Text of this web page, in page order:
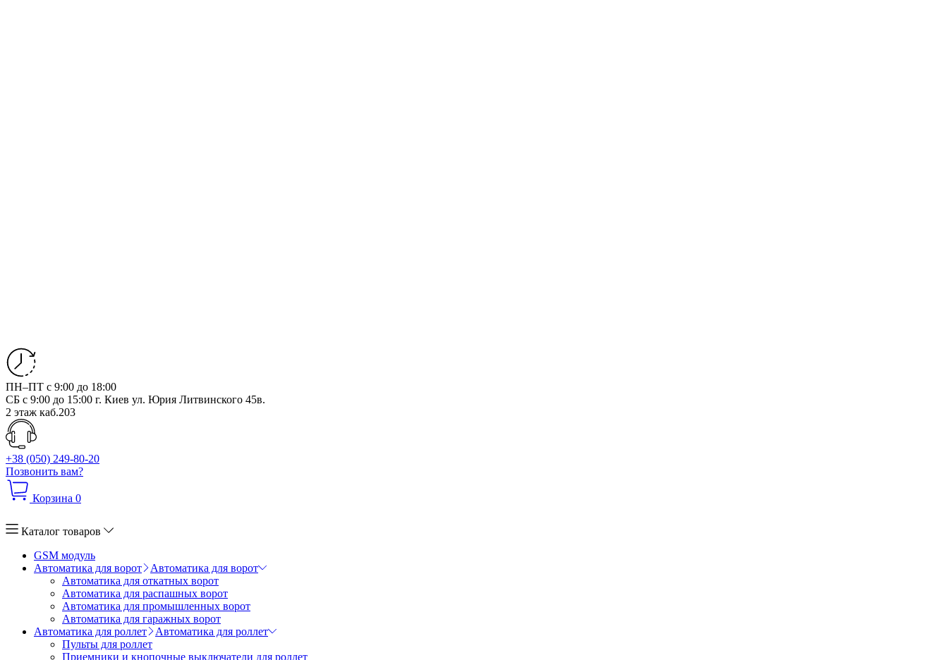
ПН–ПТ с 9:00 до 18:00
СБ с 9:00 до 15:00 г. Киев ул. Юрия Литвинского 45в.
2 этаж каб.203
+38 (050) 249-80-20
Позвонить вам?
Корзина 0
Каталог товаров
GSM модуль
Автоматика для ворот
Автоматика для ворот
Автоматика для откатных ворот
Автоматика для распашных ворот
Автоматика для промышленных ворот
Автоматика для гаражных ворот
Автоматика для роллет
Автоматика для роллет
Пульты для роллет
Приемники и кнопочные выключатели для роллет